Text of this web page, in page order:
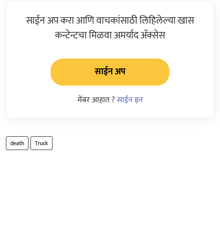
साईन अप करा आणि वाचकांसाठी लिहिलेल्या खास
कन्टेन्टचा मिळवा अमर्याद ॲक्सेस
साईन अप
मेंबर आहात ?साईन इन
death Truck